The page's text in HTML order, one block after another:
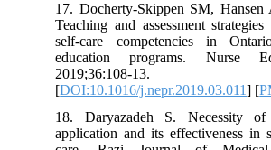
17. Docherty-Skippen SM,
Teaching and assessment
self-care competencies in
education programs. Nurse
2019;36:108-13.
[DOI:10.1016/j.nepr.2019.03.011] [
18. Daryazadeh S. Necessity
application and its effectiveness in